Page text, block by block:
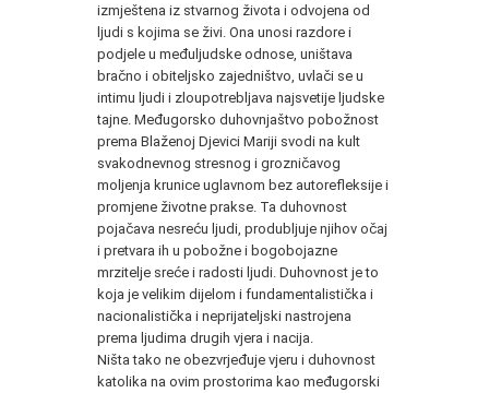
izmještena iz stvarnog života i odvojena od
ljudi s kojima se živi. Ona unosi razdore i
podjele u međuljudske odnose, uništava
bračno i obiteljsko zajedništvo, uvlači se u
intimu ljudi i zloupotrebljava najsvetije ljudske
tajne. Međugorsko duhovnjaštvo pobožnost
prema Blaženoj Djevici Mariji svodi na kult
svakodnevnog stresnog i grozničavog
moljenja krunice uglavnom bez autorefleksije i
promjene životne prakse. Ta duhovnost
pojačava nesreću ljudi, produbljuje njihov očaj
i pretvara ih u pobožne i bogobojazne
mrzitelje sreće i radosti ljudi. Duhovnost je to
koja je velikim dijelom i fundamentalistička i
nacionalistička i neprijateljski nastrojena
prema ljudima drugih vjera i nacija.
Ništa tako ne obezvrjeđuje vjeru i duhovnost
katolika na ovim prostorima kao međugorski